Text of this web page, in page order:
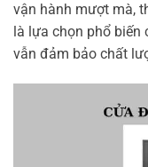
vận hành mượt mà,
là lựa chọn phổ biến
vẫn đảm bảo chất